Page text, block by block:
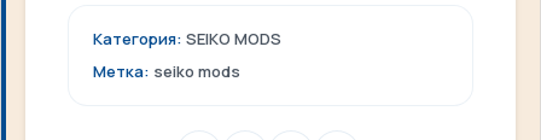
Категория: SEIKO MODS
Метка: seiko mods